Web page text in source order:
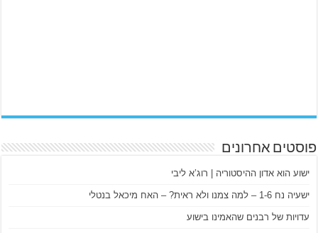
פוסטים אחרונים
ישוע הוא אדון ההיסטוריה | רוג’א ליבי
ישעיה נח 1-6 – למה צמנו ולא ראית? – האח מיכאל בנטלי
עדויות של רבנים שהאמינו בישוע